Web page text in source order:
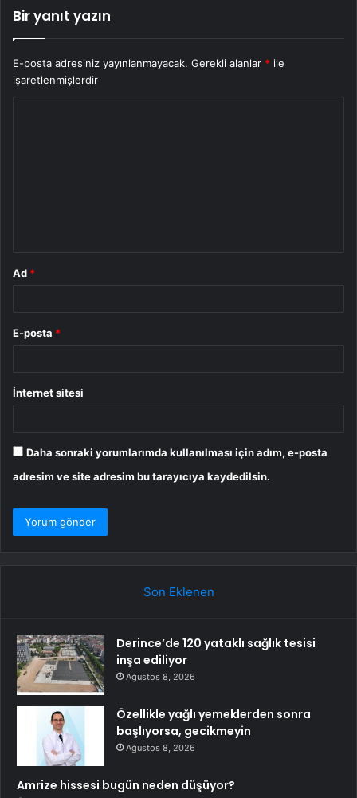
Bir yanıt yazın
E-posta adresiniz yayınlanmayacak. Gerekli alanlar * ile
işaretlenmişlerdir
Ad *
E-posta *
İnternet sitesi
Daha sonraki yorumlarımda kullanılması için adım, e-posta
adresim ve site adresim bu tarayıcıya kaydedilsin.
Son Eklenen
Derince’de 120 yataklı sağlık tesisi
inşa ediliyor
Ağustos 8, 2026
Özellikle yağlı yemeklerden sonra
başlıyorsa, gecikmeyin
Ağustos 8, 2026
Amrize hissesi bugün neden düşüyor?